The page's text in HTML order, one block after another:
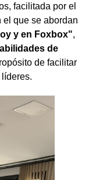
facilitada por el
el que se abordan
y en Foxbox",
de
de facilitar